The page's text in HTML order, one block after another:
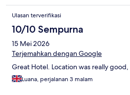
Ulasan terverifikasi
10/10 Sempurna
15 Mei 2026
Terjemahkan dengan Google
Great Hotel. Location was really
Luana, perjalanan 3 malam